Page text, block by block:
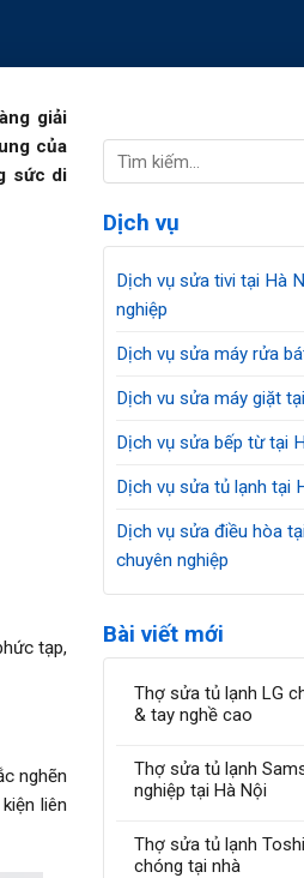
giải
của
sức di
tạp,
nghẽn
liên
Dịch vụ
Dịch vụ sửa tivi tại Hà
nghiệp
Dịch vụ sửa máy rửa
Dịch vu sửa máy giặt
Dịch vụ sửa bếp từ tại
Dịch vụ sửa tủ lạnh tại
Dịch vụ sửa điều hòa
chuyên nghiệp
Bài viết mới
Thợ sửa tủ lạnh LG
& tay nghề cao
Thợ sửa tủ lạnh
nghiệp tại Hà Nội
Thợ sửa tủ lạnh
chóng tại nhà